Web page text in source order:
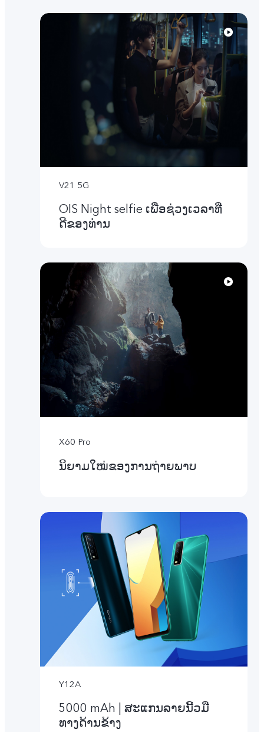
V21 5G
OIS Night selfie ເພື່ອຊ່ວງເວລາທີ່
ດີຂອງທ່ານ
X60 Pro
ນິຍາມໃໝ່ຂອງການຖ່າຍພາບ
Y12A
5000 mAh | ສະແກນລາຍນີ້ວມື
ທາງດ້ານຂ້າງ